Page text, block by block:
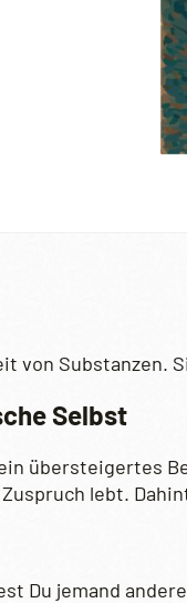
von Substanzen.
Selbst
übersteigertes
lebt.
Du jemand